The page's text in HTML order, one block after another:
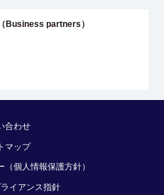
Business partners）
合わせ
マップ
（個人情報保護方針）
イアンス指針